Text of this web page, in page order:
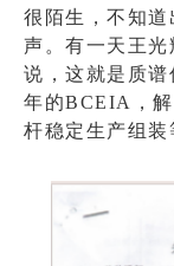
很陌生，不知
声。有一天王
说，这就是质
年的BCEIA，
杆稳定生产组装